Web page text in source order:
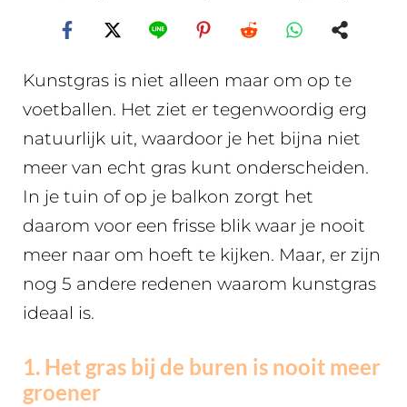
Kunstgras is niet alleen maar om op te
voetballen. Het ziet er tegenwoordig erg
natuurlijk uit, waardoor je het bijna niet
meer van echt gras kunt onderscheiden.
In je tuin of op je balkon zorgt het
daarom voor een frisse blik waar je nooit
meer naar om hoeft te kijken. Maar, er zijn
nog 5 andere redenen waarom kunstgras
ideaal is.
1. Het gras bij de buren is nooit meer
groener